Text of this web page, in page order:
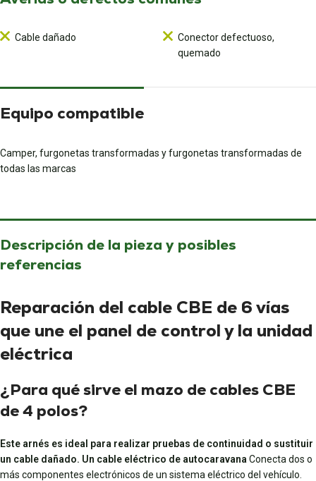
Cable dañado
Conector defectuoso,
quemado
Equipo compatible
Camper, furgonetas transformadas y furgonetas transformadas de
todas las marcas
Descripción de la pieza y posibles
referencias
Reparación del cable CBE de 6 vías
que une el panel de control y la unidad
eléctrica
¿Para qué sirve el mazo de cables CBE
de 4 polos?
Este arnés es ideal para realizar pruebas de continuidad o sustituir
un cable dañado. Un cable eléctrico de autocaravana Conecta dos o
más componentes electrónicos de un sistema eléctrico del vehículo.